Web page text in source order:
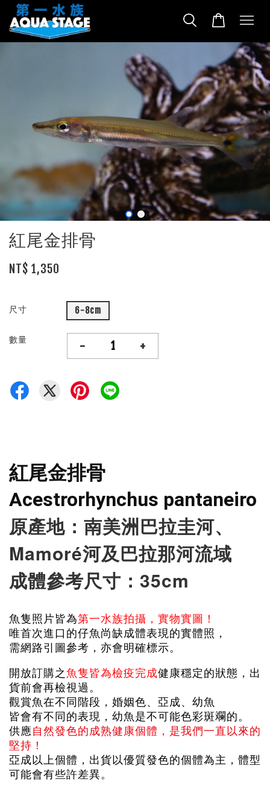
紅尾金排骨
NT$ 1,350
尺寸 6-8cm
數量 - +
紅尾金排骨
Acestrorhynchus pantaneiro
原產地：南美洲巴拉圭河、
Mamoré河及巴拉那河流域
成體參考尺寸：35cm
魚隻照片皆為第一水族拍攝，實物實圖！
唯首次進口的仔魚尚缺成體表現的實體照，
需網路引圖參考，亦會明確標示。
開放訂購之 魚隻皆為檢疫完成健康穩定的狀態，出
貨前會再檢視過。
觀賞魚在不同階段，婚姻色、亞成、幼魚
皆會有不同的表現，幼魚是不可能色彩斑斕的。
供應自然發色的成熟健康個體，是我們一直以來的
堅持！
亞成以上個體，出貨以優質發色的個體為主，體型
可能會有些許差異。